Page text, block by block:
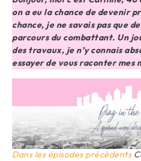
on a eu la chance de devenir
chance, je ne savais pas que
parcours du combattant. Un
des travaux, je n’y connais
essayer de vous raconter mes
Dans les épisodes précédents